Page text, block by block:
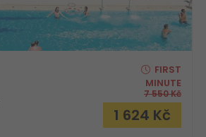
FIRST
MINUTE
7 550Kč
1 624 Kč